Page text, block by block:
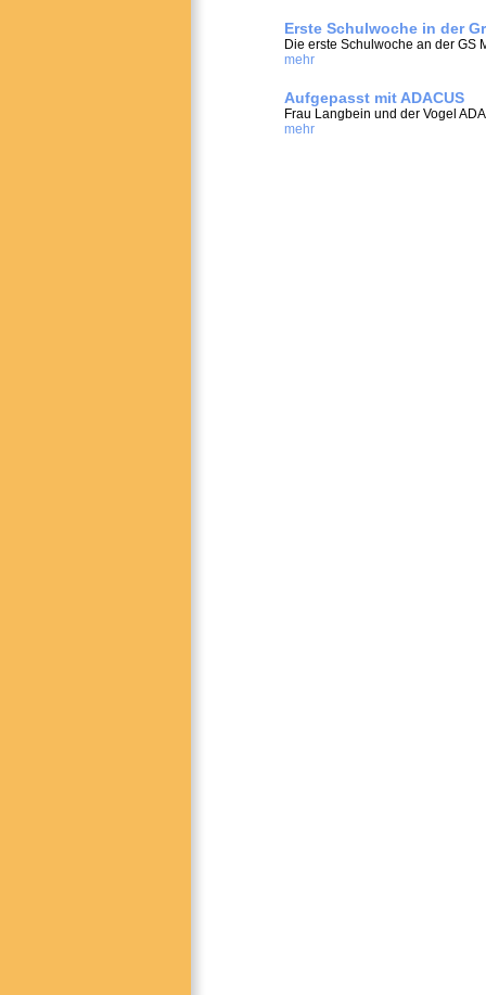
Erste Schulwoche in der
Die erste Schulwoche an der GS
mehr
Aufgepasst mit ADACUS
Frau Langbein und der Vogel
mehr